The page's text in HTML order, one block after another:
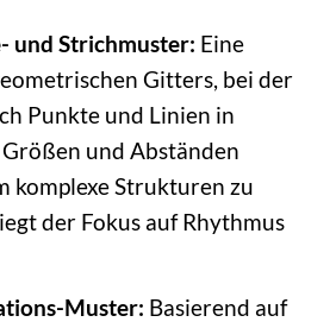
und Strichmuster: Eine
Gitters, bei der
Punkte und Linien in
und Abständen
komplexe Strukturen zu
der Fokus auf Rhythmus
Muster: Basierend auf